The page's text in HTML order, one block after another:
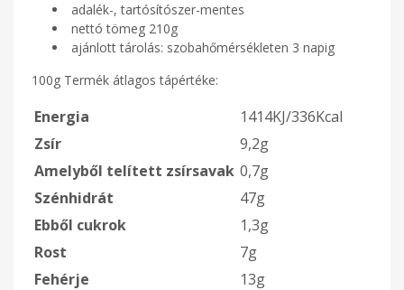
adalék-, tartósítószer-mentes
nettó tömeg 210g
ajánlott tárolás: szobahőmérsékleten 3 napig
100g Termék átlagos tápértéke:
Energia
1414KJ/336Kcal
Zsír
9,2g
Amelyből telített zsírsavak 0,7g
Szénhidrát
47g
Ebből cukrok
1,3g
Rost
7g
Fehérje
13g